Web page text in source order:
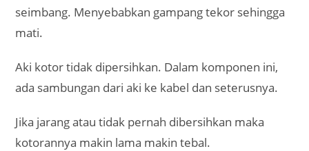
seimbang. Menyebabkan gampang tekor sehingga
mati.
Aki kotor tidak dipersihkan. Dalam komponen ini,
ada sambungan dari aki ke kabel dan seterusnya.
Jika jarang atau tidak pernah dibersihkan maka
kotorannya makin lama makin tebal.